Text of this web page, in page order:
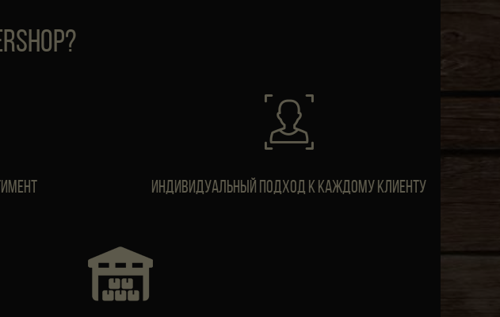
ИндивидуальныЙ подход к каждому клиенту